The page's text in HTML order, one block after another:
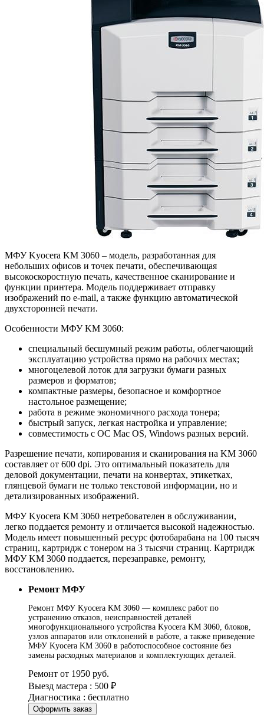
МФУ Kyocera KM 3060 – модель, разработанная для
небольших офисов и точек печати, обеспечивающая
высокоскоростную печать, качественное сканирование и
функции принтера. Модель поддерживает отправку
изображений по e-mail, а также функцию автоматической
двухсторонней печати.
Особенности МФУ KM 3060:
специальный бесшумный режим работы, облегчающий
эксплуатацию устройства прямо на рабочих местах;
многоцелевой лоток для загрузки бумаги разных
размеров и форматов;
компактные размеры, безопасное и комфортное
настольное размещение;
работа в режиме экономичного расхода тонера;
быстрый запуск, легкая настройка и управление;
совместимость с ОС Mac OS, Windows разных версий.
Разрешение печати, копирования и сканирования на KM 3060
составляет от 600 dpi. Это оптимальный показатель для
деловой документации, печати на конвертах, этикетках,
глянцевой бумаги не только текстовой информации, но и
детализированных изображений.
МФУ Kyocera KM 3060 нетребователен в обслуживании,
легко поддается ремонту и отличается высокой надежностью.
Модель имеет повышенный ресурс фотобарабана на 100 тысяч
страниц, картридж с тонером на 3 тысячи страниц. Картридж
МФУ KM 3060 поддается, перезаправке, ремонту,
восстановлению.
Ремонт МФУ
Ремонт МФУ Kyocera KM 3060 — комплекс работ по
устранению отказов, неисправностей деталей
многофункционального устройства Kyocera KM 3060, блоков,
узлов аппаратов или отклонений в работе, а также приведение
МФУ Kyocera KM 3060 в работоспособное состояние без
замены расходных материалов и комплектующих деталей.
Ремонт от 1950 руб.
Выезд мастера : 500 ₽
Диагностика : бесплатно
Оформить заказ